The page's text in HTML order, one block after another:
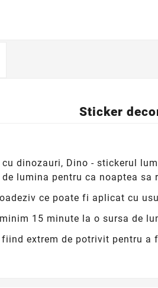
Sticker
dinozauri, Dino - stickerul
lumina pentru ca noaptea
ce poate fi aplicat cu
15 minute la o sursa de
extrem de potrivit pentru